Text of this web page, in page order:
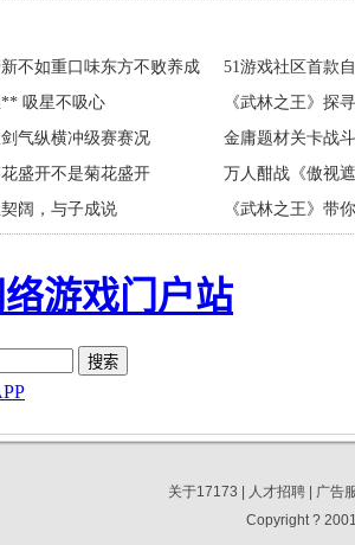
新不如重口味东方不败养成
51游戏社区首款
献
** 吸星不吸心
《武林之王》探
剑气纵横冲级赛赛况
金庸题材关卡战
光
花盛开不是菊花盛开
万人酣战《傲视
发
契阔，与子成说
《武林之王》带
关于17173 人才招聘|
广告
Copyright ?